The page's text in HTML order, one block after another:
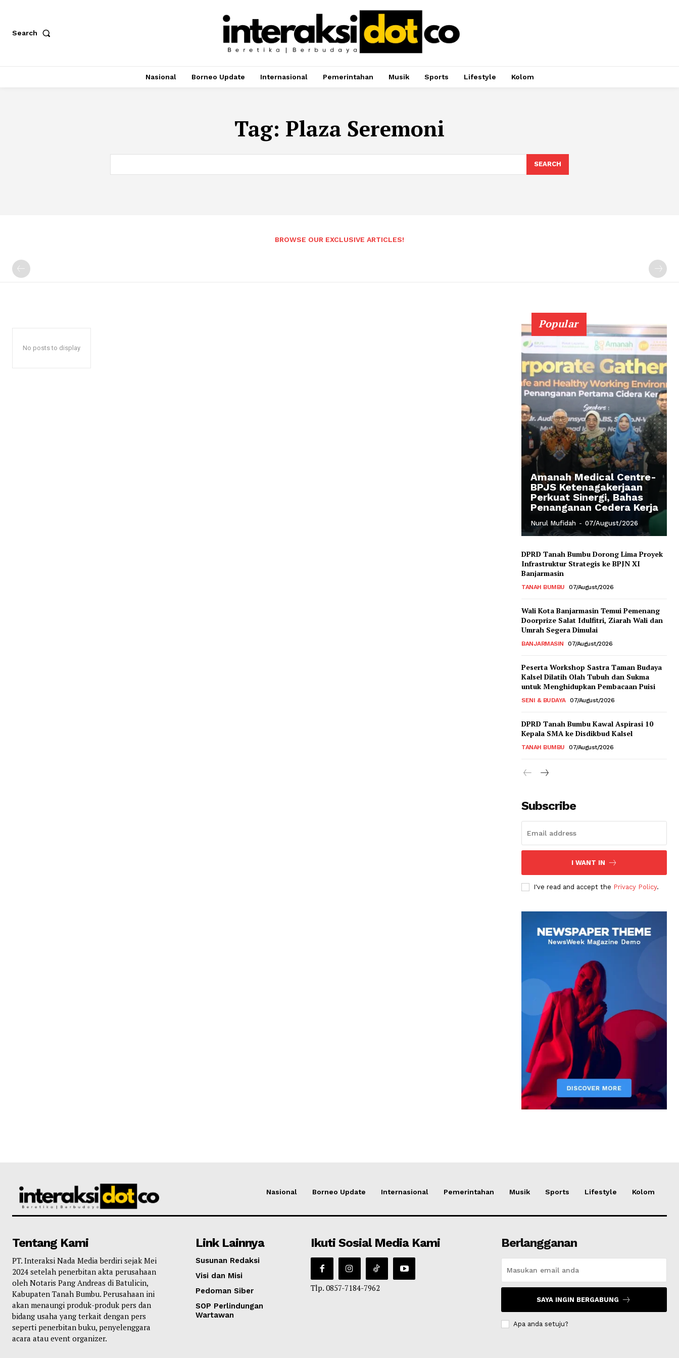
Search
Nasional Borneo Update Internasional Pemerintahan Musik Sports Lifestyle Kolom
Tag: Plaza Seremoni
SEARCH
BROWSE OUR EXCLUSIVE ARTICLES!
No posts to display
Popular
Amanah Medical Centre-
BPJS Ketenagakerjaan
Perkuat Sinergi, Bahas
Penanganan Cedera Kerja
Nurul Mufidah - 07/August/2026
DPRD Tanah Bumbu Dorong Lima Proyek
Infrastruktur Strategis ke BPJN XI
Banjarmasin
TANAH BUMBU 07/August/2026
Wali Kota Banjarmasin Temui Pemenang
Doorprize Salat Idulfitri, Ziarah Wali dan
Umrah Segera Dimulai
BANJARMASIN 07/August/2026
Peserta Workshop Sastra Taman Budaya
Kalsel Dilatih Olah Tubuh dan Sukma
untuk Menghidupkan Pembacaan Puisi
SENI & BUDAYA 07/August/2026
DPRD Tanah Bumbu Kawal Aspirasi 10
Kepala SMA ke Disdikbud Kalsel
TANAH BUMBU 07/August/2026
Subscribe
I WANT IN
I've read and accept the Privacy Policy.
Nasional Borneo Update Internasional Pemerintahan Musik Sports Lifestyle Kolom
Tentang Kami
PT. Interaksi Nada Media berdiri sejak Mei
2024 setelah penerbitan akta perusahaan
oleh Notaris Pang Andreas di Batulicin,
Kabupaten Tanah Bumbu. Perusahaan ini
akan menaungi produk-produk pers dan
bidang usaha yang terkait dengan pers
seperti penerbitan buku, penyelenggara
acara atau event organizer.
Link Lainnya
Susunan Redaksi
Visi dan Misi
Pedoman Siber
SOP Perlindungan
Wartawan
Ikuti Sosial Media Kami
Tlp. 0857-7184-7962
Berlangganan
SAYA INGIN BERGABUNG
Apa anda setuju?